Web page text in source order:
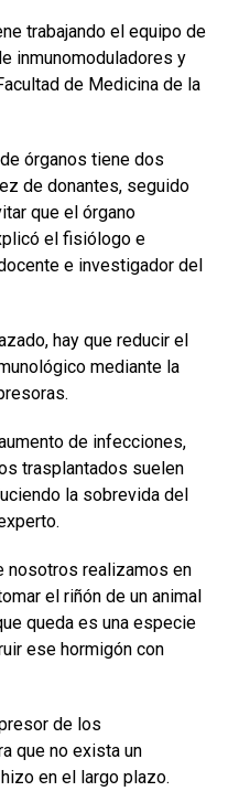
trabajando el equipo de
inmunomoduladores y
de Medicina de la
órganos tiene dos
de donantes, seguido
que el órgano
el fisiólogo e
e investigador del
hay que reducir el
mediante la
de infecciones,
trasplantados suelen
la sobrevida del
nosotros realizamos en
el riñón de un animal
queda es una especie
ese hormigón con
de los
que no exista un
en el largo plazo.